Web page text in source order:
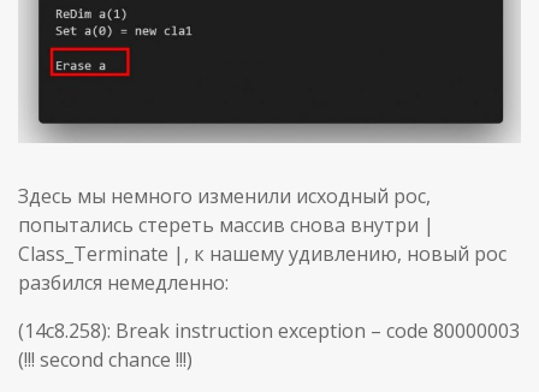
Здесь мы немного изменили исходный poc,
попытались стереть массив снова внутри |
Class_Terminate |, к нашему удивлению, новый poc
разбился немедленно:
(14c8.258): Break instruction exception – code 80000003
(!!! second chance !!!)